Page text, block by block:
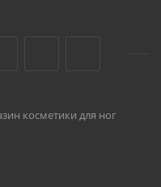
косметики для ног